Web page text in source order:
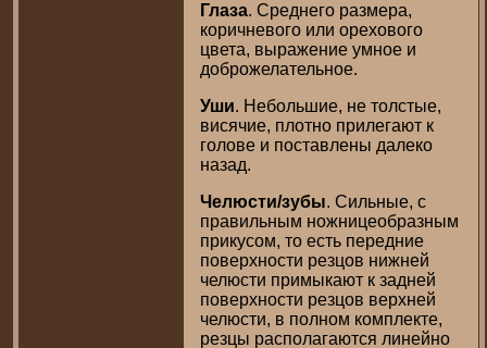
Глаза. Среднего размера,
коричневого или орехового
цвета, выражение умное и
доброжелательное.
Уши. Небольшие, не толстые,
висячие, плотно прилегают к
голове и поставлены далеко
назад.
Челюсти/зубы. Сильные, с
правильным ножницеобразным
прикусом, то есть передние
поверхности резцов нижней
челюсти примыкают к задней
поверхности резцов верхней
челюсти, в полном комплекте,
резцы располагаются линейно